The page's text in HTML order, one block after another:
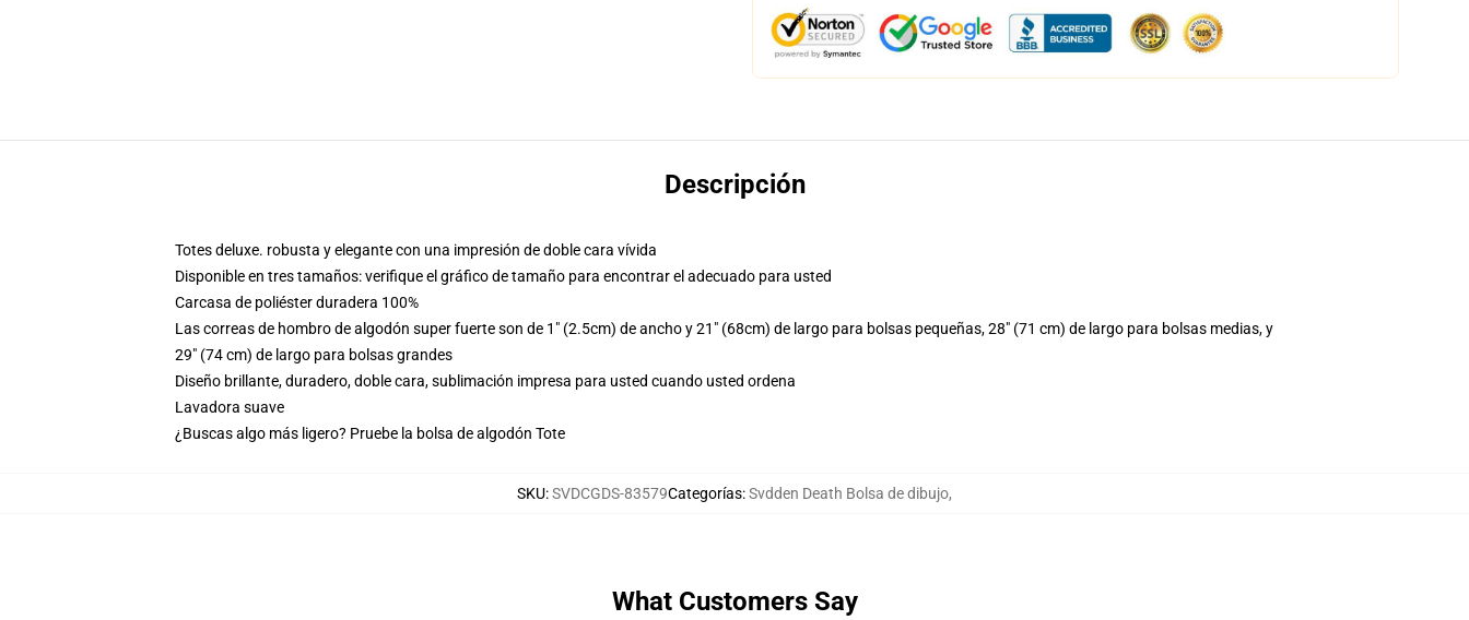
Descripción
Totes deluxe. robusta y elegante con una impresión de doble cara vívida
Disponible en tres tamaños: verifique el gráfico de tamaño para encontrar el adecuado para usted
Carcasa de poliéster duradera 100%
Las correas de hombro de algodón super fuerte son de 1" (2.5cm) de ancho y 21" (68cm) de largo para bolsas pequeñas, 28" (71 cm) de largo para bolsas medias, y
29" (74 cm) de largo para bolsas grandes
Diseño brillante, duradero, doble cara, sublimación impresa para usted cuando usted ordena
Lavadora suave
¿Buscas algo más ligero? Pruebe la bolsa de algodón Tote
SKU:SVDCGDS-83579Categorías:Svdden Death Bolsa de dibujo,
What Customers Say